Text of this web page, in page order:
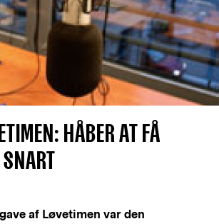
HÅBER AT FÅ
af Løvetimen var den